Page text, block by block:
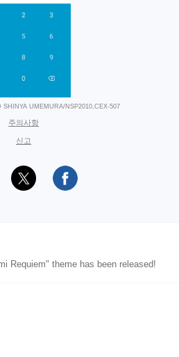
UMEMURA/NSP2010,CEX-507
주의사항
신고
Requiem" theme has been released!